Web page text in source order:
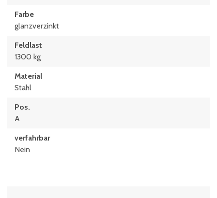
Farbe
glanzverzinkt
Feldlast
1300 kg
Material
Stahl
Pos.
A
verfahrbar
Nein